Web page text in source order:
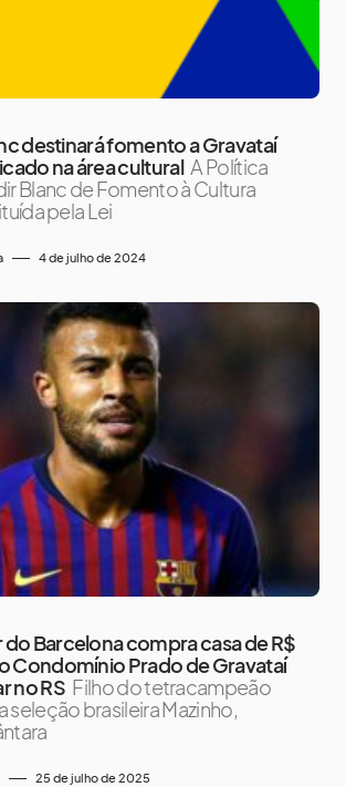
destinará fomento a Gravataí
na área cultural A Política
Blanc de Fomento à Cultura
pela Lei
4 de julho de 2024
Barcelona compra casa de R$
Condomínio Prado de Gravataí
no RS Filho do tetracampeão
seleção brasileira Mazinho,
25 de julho de 2025